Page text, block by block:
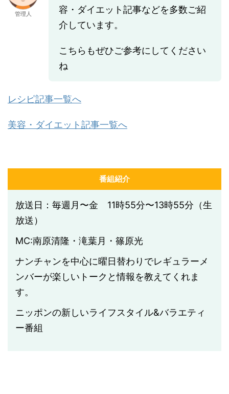
管理人
容・ダイエット記事などを多数ご紹
介しています。
こちらもぜひご参考にしてください
ね
レシピ記事一覧へ
美容・ダイエット記事一覧へ
番組紹介
放送日：毎週月〜金 11時55分〜13時55分（生
放送）
MC:南原清隆・滝葉月・篠原光
ナンチャンを中心に曜日替わりでレギュラーメ
ンバーが楽しいトークと情報を教えてくれま
す。
ニッポンの新しいライフスタイル&バラエティ
ー番組